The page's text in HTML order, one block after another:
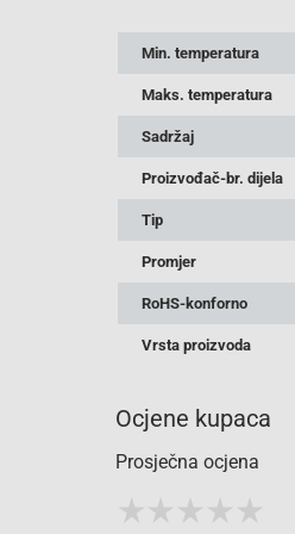
Min. temperatura
Maks. temperatura
Sadržaj
Proizvođač-br. dijela
Tip
Promjer
RoHS-konforno
Vrsta proizvoda
Ocjene kupaca
Prosječna ocjena